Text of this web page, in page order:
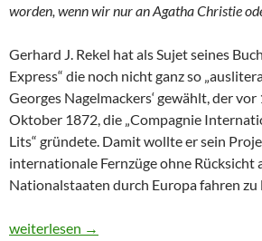
worden, wenn wir nur an Agatha Christie
Gerhard J. Rekel hat als Sujet seines
Express“ die noch nicht ganz so
Georges Nagelmackers‘ gewählt, der vor
Oktober 1872, die „Compagnie
Lits“ gründete. Damit wollte er sein
internationale Fernzüge ohne Rücksicht
Nationalstaaten durch Europa fahren zu
Der Mann, der Europa vernetzte
weiterlesen →